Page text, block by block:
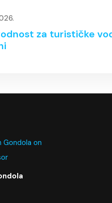
za turističke